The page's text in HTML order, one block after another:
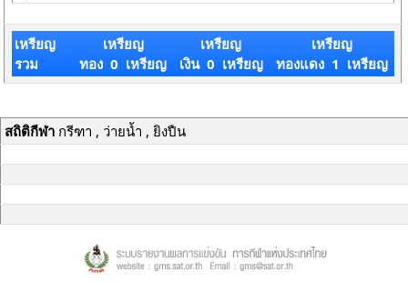
เหรียญ
รวม
เหรียญ
ทอง 0 เหรียญ
เหรียญ
เงิน 0 เหรียญ
เหรียญ
ทองแดง 1 เหรียญ
สถิติกีฬากรีฑา , ว่ายน้ำ , ยิงปืน